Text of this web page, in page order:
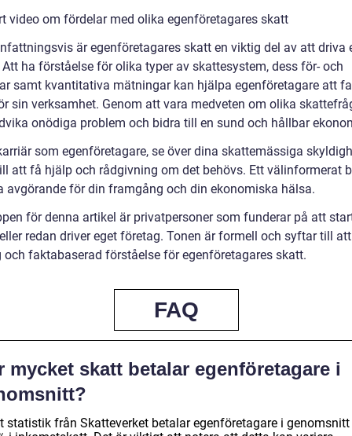
video om fördelar med olika egenföretagares skatt
är egenföretagares skatt en viktig del av att driva
ha förståelse för olika typer av skattesystem, dess för- och
samt kvantitativa mätningar kan hjälpa egenföretagare att
sin verksamhet. Genom att vara medveten om olika
onödiga problem och bidra till en sund och hållbar
som egenföretagare, se över dina skattemässiga
att få hjälp och rådgivning om det behövs. Ett välinformerat
avgörande för din framgång och din ekonomiska hälsa.
för denna artikel är privatpersoner som funderar på att
redan driver eget företag. Tonen är formell och syftar till
och faktabaserad förståelse för egenföretagares skatt.
FAQ
mycket skatt betalar egenföretagare i
statistik från Skatteverket betalar egenföretagare i genomsnitt